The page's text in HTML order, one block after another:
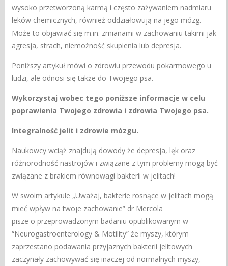
wysoko przetworzoną karmą i często zażywaniem nadmiaru
leków chemicznych, również oddziałowują na jego mózg.
Może to objawiać się m.in. zmianami w zachowaniu takimi jak
agresja, strach, niemożność skupienia lub depresja.
Poniższy artykuł mówi o zdrowiu przewodu pokarmowego u
ludzi, ale odnosi się także do Twojego psa.
Wykorzystaj wobec tego poniższe informacje w celu
poprawienia Twojego zdrowia i zdrowia Twojego psa.
Integralność jelit i zdrowie mózgu.
Naukowcy wciąż znajdują dowody że depresja, lęk oraz
różnorodność nastrojów i związane z tym problemy mogą być
związane z brakiem równowagi bakterii w jelitach!
W swoim artykule „Uważaj, bakterie rosnące w jelitach mogą
mieć wpływ na twoje zachowanie” dr Mercola
pisze o przeprowadzonym badaniu opublikowanym w
“Neurogastroenterology & Motility” że myszy, którym
zaprzestano podawania przyjaznych bakterii jelitowych
zaczynały zachowywać się inaczej od normalnych myszy,